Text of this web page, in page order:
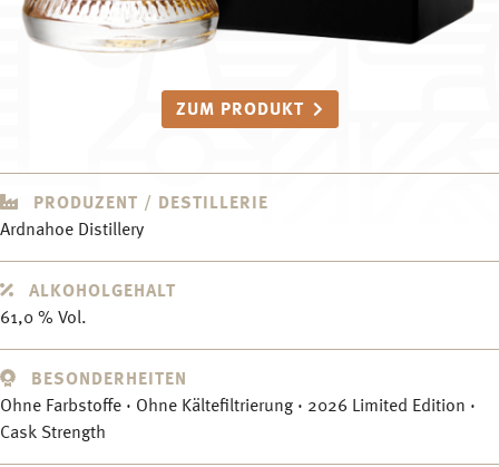
ZUM PRODUKT
PRODUZENT / DESTILLERIE
Ardnahoe Distillery
ALKOHOLGEHALT
61,0 % Vol.
BESONDERHEITEN
Ohne Farbstoffe · Ohne Kältefiltrierung · 2026 Limited Edition ·
Cask Strength